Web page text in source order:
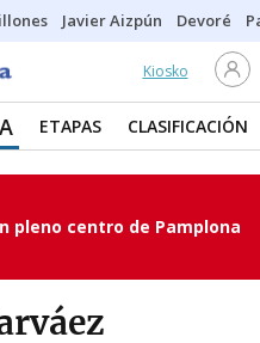
Javier Aizpún Devoré
Kiosko
ETAPAS CLASIFICACIÓN
pleno centro de Pamplona